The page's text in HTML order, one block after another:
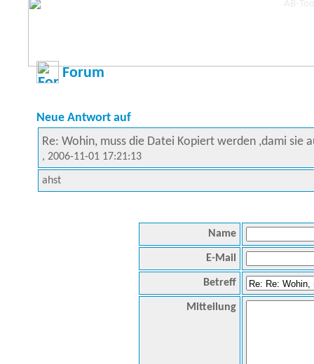
Forum
Neue Antwort auf
Re: Wohin, muss die Datei Kopiert werden ,dami sie
, 2006-11-01 17:21:13
ahst
Name
E-Mail
Betreff
Mitteilung